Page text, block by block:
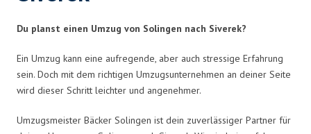
Du planst einen Umzug von Solingen nach Siverek?
Ein Umzug kann eine aufregende, aber auch stressige Erfahrung
sein. Doch mit dem richtigen Umzugsunternehmen an deiner Seite
wird dieser Schritt leichter und angenehmer.
Umzugsmeister Bäcker Solingen ist dein zuverlässiger Partner für